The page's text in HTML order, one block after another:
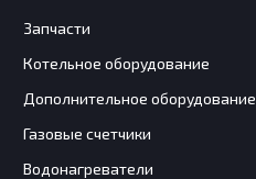
Запчасти
Котельное оборудование
Дополнительное оборудование
Газовые счетчики
Водонагреватели